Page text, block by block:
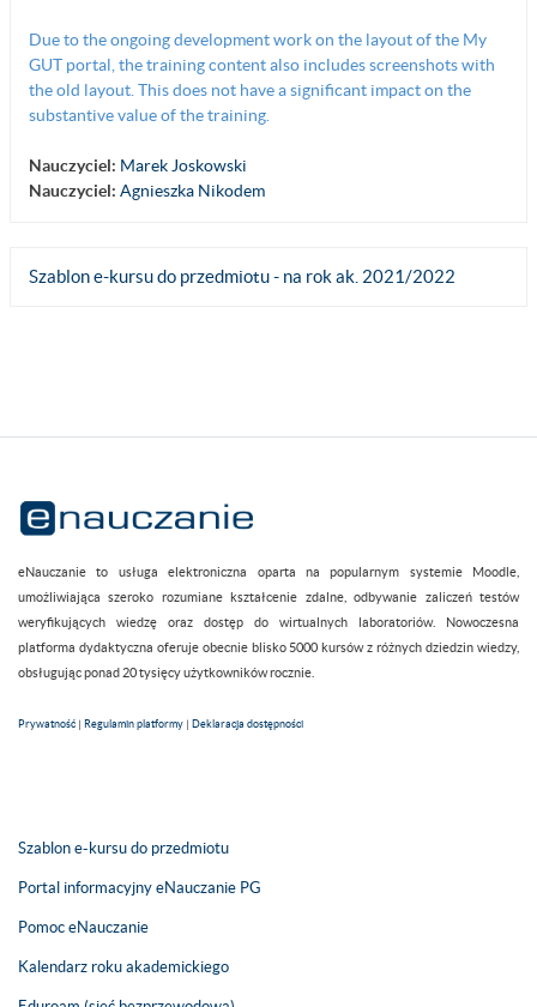
Due to the ongoing development work on the layout of the My
GUT portal, the training content also includes screenshots with
the old layout. This does not have a significant impact on the
substantive value of the training.
Nauczyciel: Marek Joskowski
Nauczyciel: Agnieszka Nikodem
Szablon e-kursu do przedmiotu - na rok ak. 2021/2022
eNauczanie to usługa elektroniczna oparta na popularnym systemie Moodle,
umożliwiająca szeroko rozumiane kształcenie zdalne, odbywanie zaliczeń testów
weryfikujących wiedzę oraz dostęp do wirtualnych laboratoriów. Nowoczesna
platforma dydaktyczna oferuje obecnie blisko 5000 kursów z różnych dziedzin wiedzy,
obsługując ponad 20 tysięcy użytkowników rocznie.
Prywatność | Regulamin platformy | Deklaracja dostępności
Szablon e-kursu do przedmiotu
Portal informacyjny eNauczanie PG
Pomoc eNauczanie
Kalendarz roku akademickiego